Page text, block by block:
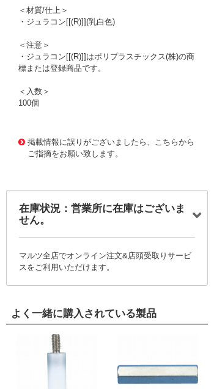
＜材質/仕上＞
・ジュラコン[[(R)]](乳白色)
＜注意＞
・ジュラコン[[(R)]]はポリプラスチックス(株)の商
標または登録商品です。
＜入数＞
100個
掲載情報に誤りがございましたら、こちらから
ご指摘をお願い致します。
在庫状況：営業所に在庫はございま
せん。
マルツ全店でオンライン注文&店頭受取りサービ
スをご利用いただけます。
よく一緒に購入されている製品